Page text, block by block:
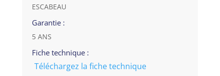
ESCABEAU
Garantie :
5 ANS
Fiche technique :
Téléchargez la fiche technique